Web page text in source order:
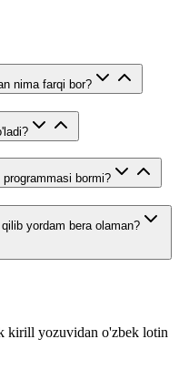
nima farqi bor?
bormi?
yordam bera olaman?
kirill yozuvidan o'zbek lotin